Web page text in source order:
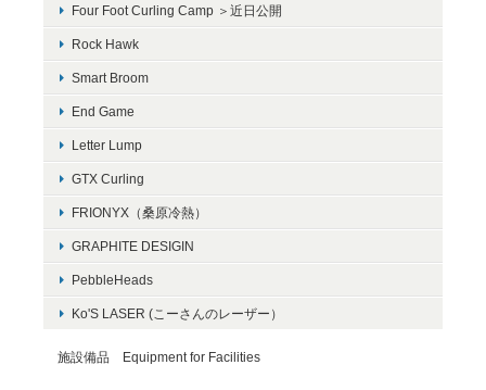
Four Foot Curling Camp ＞近日公開
Rock Hawk
Smart Broom
End Game
Letter Lump
GTX Curling
FRIONYX（桑原冷熱）
GRAPHITE DESIGIN
PebbleHeads
Ko'S LASER (こーさんのレーザー）
施設備品 Equipment for Facilities